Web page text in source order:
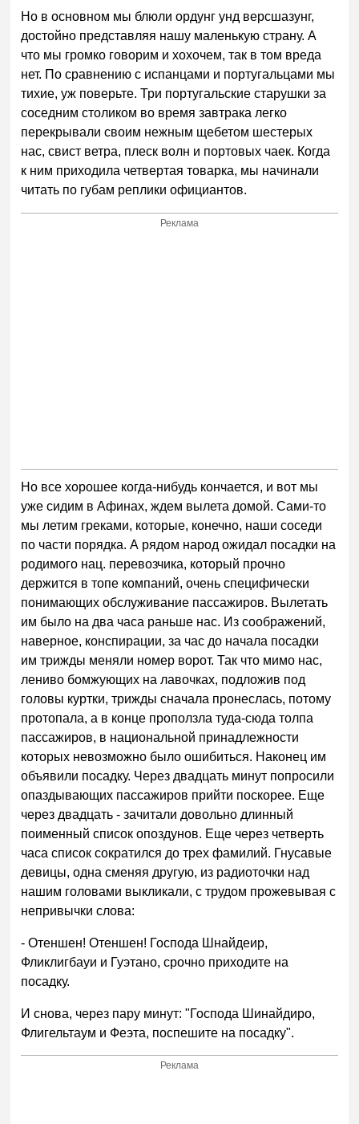
Но в основном мы блюли ордунг унд версшазунг,
достойно представляя нашу маленькую страну. А
что мы громко говорим и хохочем, так в том вреда
нет. По сравнению с испанцами и португальцами мы
тихие, уж поверьте. Три португальские старушки за
соседним столиком во время завтрака легко
перекрывали своим нежным щебетом шестерых
нас, свист ветра, плеск волн и портовых чаек. Когда
к ним приходила четвертая товарка, мы начинали
читать по губам реплики официантов.
Реклама
Но все хорошее когда-нибудь кончается, и вот мы
уже сидим в Афинах, ждем вылета домой. Сами-то
мы летим греками, которые, конечно, наши соседи
по части порядка. А рядом народ ожидал посадки на
родимого нац. перевозчика, который прочно
держится в топе компаний, очень специфически
понимающих обслуживание пассажиров. Вылетать
им было на два часа раньше нас. Из соображений,
наверное, конспирации, за час до начала посадки
им трижды меняли номер ворот. Так что мимо нас,
лениво бомжующих на лавочках, подложив под
головы куртки, трижды сначала пронеслась, потому
протопала, а в конце проползла туда-сюда толпа
пассажиров, в национальной принадлежности
которых невозможно было ошибиться. Наконец им
объявили посадку. Через двадцать минут попросили
опаздывающих пассажиров прийти поскорее. Еще
через двадцать - зачитали довольно длинный
поименный список опоздунов. Еще через четверть
часа список сократился до трех фамилий. Гнусавые
девицы, одна сменяя другую, из радиоточки над
нашим головами выкликали, с трудом прожевывая с
непривычки слова:
- Отеншен! Отеншен! Господа Шнайдеир,
Фликлигбауи и Гуэтано, срочно приходите на
посадку.
И снова, через пару минут: "Господа Шинайдиро,
Флигельтаум и Феэта, поспешите на посадку".
Реклама